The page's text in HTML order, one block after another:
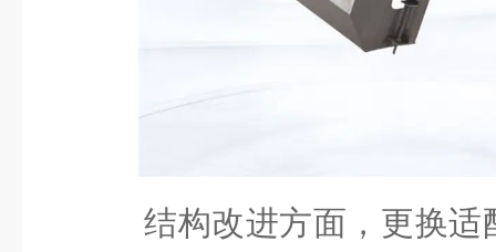
结构改进方面，更换适